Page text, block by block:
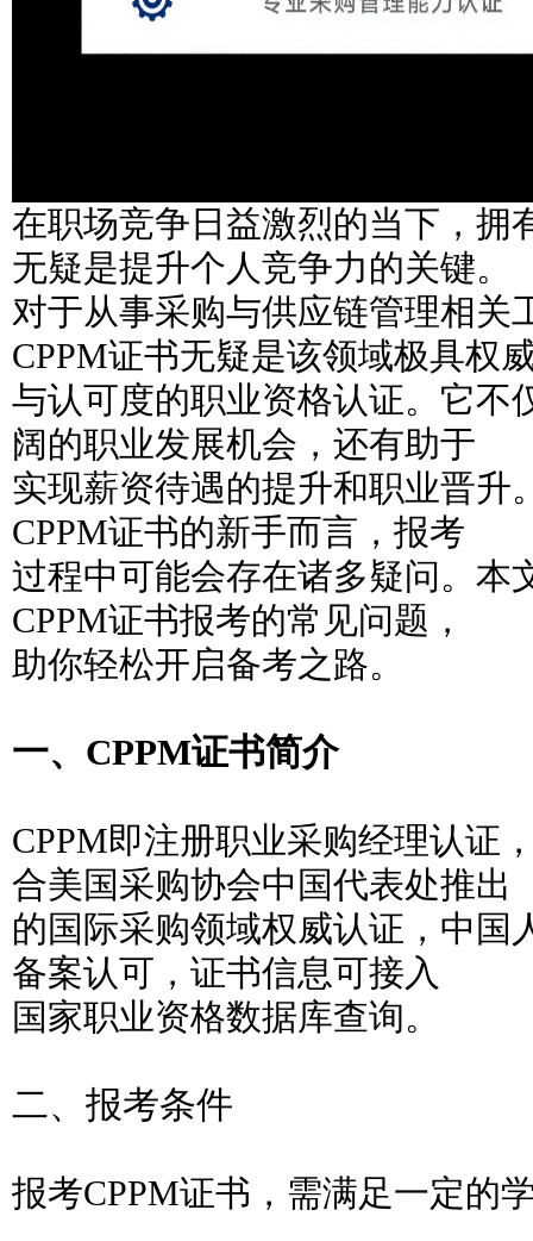
在职场竞争日益激烈的当下，拥
无疑是提升个人竞争力的关键。
对于从事采购与供应链管理相关
CPPM证书无疑是该领域极具权
与认可度的职业资格认证。它不
阔的职业发展机会，还有助于
实现薪资待遇的提升和职业晋升
CPPM证书的新手而言，报考
过程中可能会存在诸多疑问。本
CPPM证书报考的常见问题，
助你轻松开启备考之路。
一、CPPM证书简介
CPPM即注册职业采购经理认证
合美国采购协会中国代表处推出
的国际采购领域权威认证，中国
备案认可，证书信息可接入
国家职业资格数据库查询。
二、报考条件
报考CPPM证书，需满足一定的